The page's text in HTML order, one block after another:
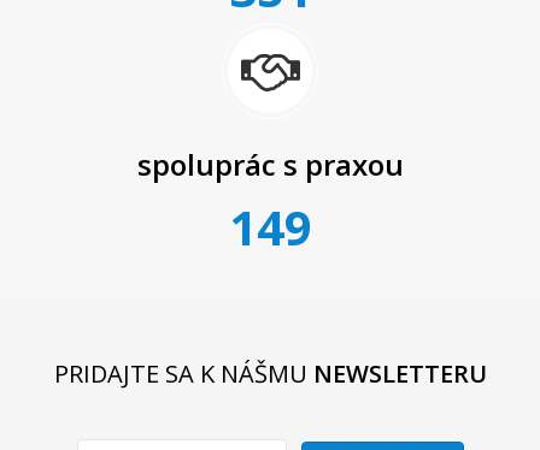
spoluprác s praxou
149
PRIDAJTE SA K NÁŠMU NEWSLETTERU